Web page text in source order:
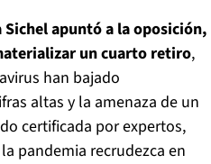
Sichel apuntó a la oposición,
un cuarto retiro,
han bajado
altas y la amenaza de un
certificada por expertos,
pandemia recrudezca en